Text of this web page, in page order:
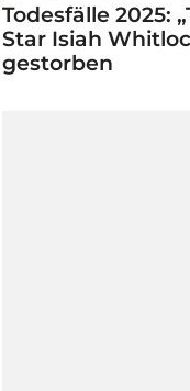
Todesfälle 2025:
Star Isiah
gestorben